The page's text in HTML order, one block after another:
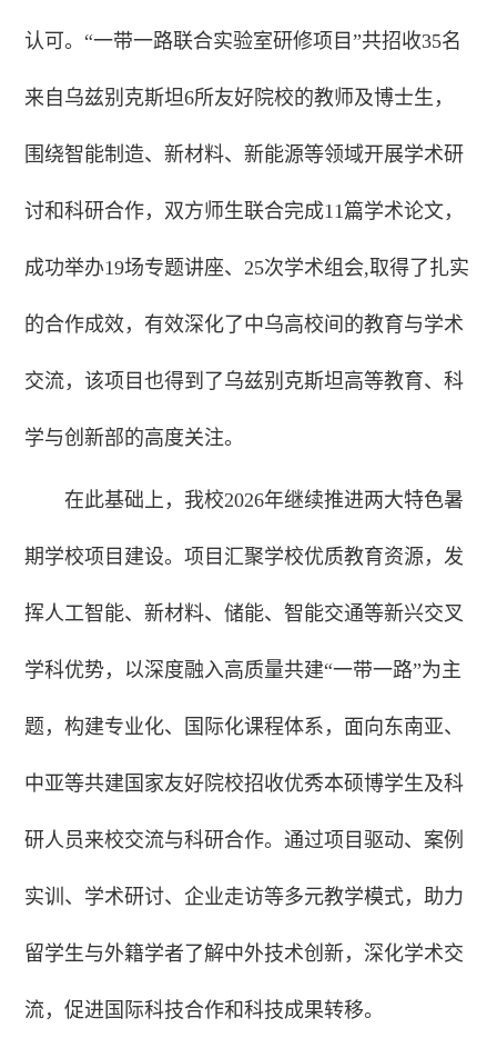
认可。“一带一路联合实验室研修项目”共招收35名
来自乌兹别克斯坦6所友好院校的教师及博士生，
围绕智能制造、新材料、新能源等领域开展学术研
讨和科研合作，双方师生联合完成11篇学术论文，
成功举办19场专题讲座、25次学术组会,取得了扎实
的合作成效，有效深化了中乌高校间的教育与学术
交流，该项目也得到了乌兹别克斯坦高等教育、科
学与创新部的高度关注。
在此基础上，我校2026年继续推进两大特色暑
期学校项目建设。项目汇聚学校优质教育资源，发
挥人工智能、新材料、储能、智能交通等新兴交叉
学科优势，以深度融入高质量共建“一带一路”为主
题，构建专业化、国际化课程体系，面向东南亚、
中亚等共建国家友好院校招收优秀本硕博学生及科
研人员来校交流与科研合作。通过项目驱动、案例
实训、学术研讨、企业走访等多元教学模式，助力
留学生与外籍学者了解中外技术创新，深化学术交
流，促进国际科技合作和科技成果转移。